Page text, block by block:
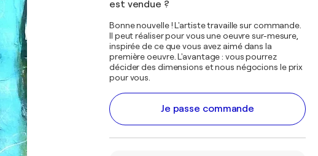
est vendue ?
Bonne nouvelle ! L'artiste travaille sur commande.
Il peut réaliser pour vous une oeuvre sur-mesure,
inspirée de ce que vous avez aimé dans la
première oeuvre. L'avantage : vous pourrez
décider des dimensions et nous négocions le prix
pour vous.
Je passe commande